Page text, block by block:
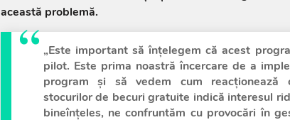
această problemă.
„Este important să înțelegem că acest
pilot. Este prima noastră încercare de a
program și să vedem cum reacționează
stocurilor de becuri gratuite indică interesul
bineînțeles, ne confruntăm cu provocări în